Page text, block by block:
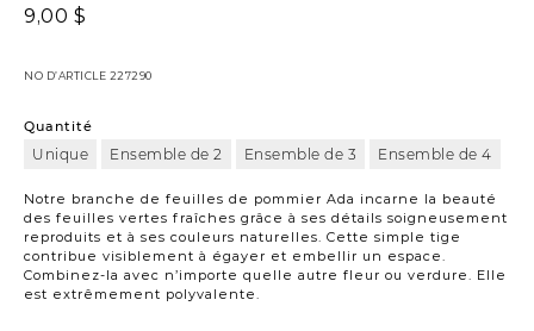
9,00 $
NO D’ARTICLE 227290
Notre branche de feuilles de pommier Ada incarne la beauté
des feuilles vertes fraîches grâce à ses détails soigneusement
reproduits et à ses couleurs naturelles. Cette simple tige
contribue visiblement à égayer et embellir un espace.
Combinez-la avec n’importe quelle autre fleur ou verdure. Elle
est extrêmement polyvalente.
Quantité
Unique Ensemble de 2 Ensemble de 3 Ensemble de 4